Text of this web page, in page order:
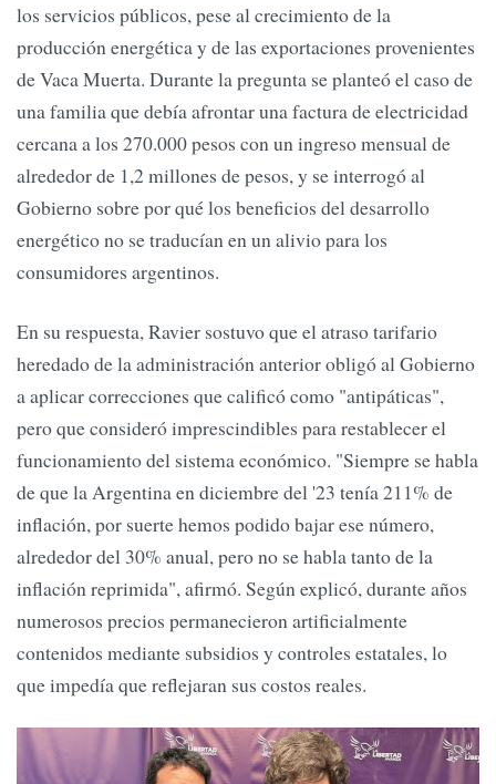
los servicios públicos, pese al crecimiento de la
producción energética y de las exportaciones provenientes
de Vaca Muerta. Durante la pregunta se planteó el caso de
una familia que debía afrontar una factura de electricidad
cercana a los 270.000 pesos con un ingreso mensual de
alrededor de 1,2 millones de pesos, y se interrogó al
Gobierno sobre por qué los beneficios del desarrollo
energético no se traducían en un alivio para los
consumidores argentinos.
En su respuesta, Ravier sostuvo que el atraso tarifario
heredado de la administración anterior obligó al Gobierno
a aplicar correcciones que calificó como "antipáticas",
pero que consideró imprescindibles para restablecer el
funcionamiento del sistema económico. "Siempre se habla
de que la Argentina en diciembre del '23 tenía 211% de
inflación, por suerte hemos podido bajar ese número,
alrededor del 30% anual, pero no se habla tanto de la
inflación reprimida", afirmó. Según explicó, durante años
numerosos precios permanecieron artificialmente
contenidos mediante subsidios y controles estatales, lo
que impedía que reflejaran sus costos reales.